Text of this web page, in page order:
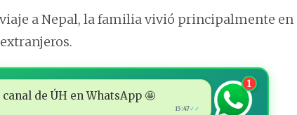
viaje a Nepal, la familia vivió principalmente en
de ÚH en WhatsApp 🤩
15:47✓✓
1